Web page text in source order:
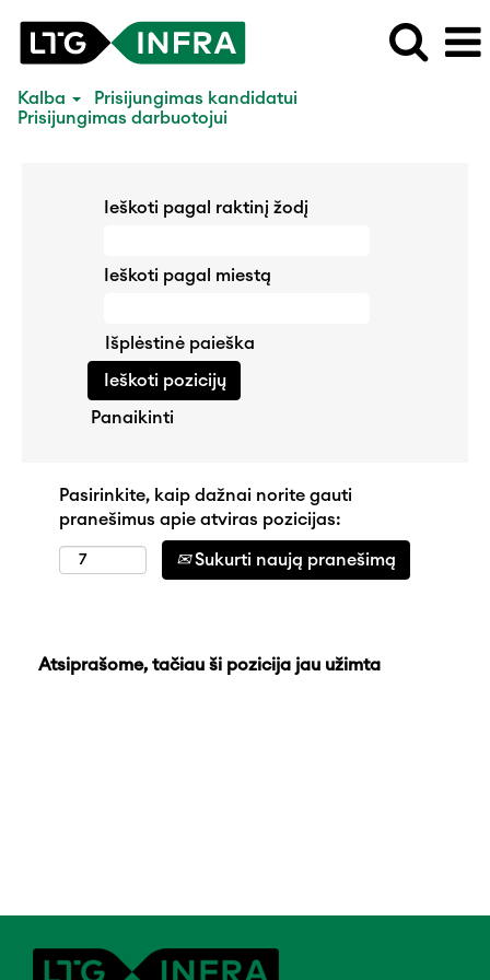
Kalba
Prisijungimas kandidatui
Prisijungimas darbuotojui
Ieškoti pagal raktinį žodį
Ieškoti pagal miestą
Išplėstinė paieška
Panaikinti
Pasirinkite, kaip dažnai norite gauti
pranešimus apie atviras pozicijas:
Sukurti naują pranešimą
Atsiprašome, tačiau ši pozicija jau užimta